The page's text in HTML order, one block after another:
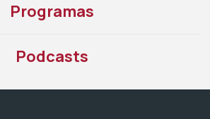
Programas
Podcasts